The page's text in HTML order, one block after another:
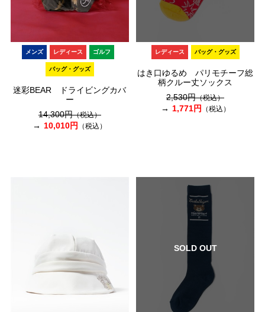
メンズ レディース ゴルフ
バッグ・グッズ
迷彩BEAR ドライビングカバ
ー
14,300円（税込）
10,010円 （税込）
レディース バッグ・グッズ
はき口ゆるめ パリモチーフ総
柄クルー丈ソックス
2,530円（税込）
1,771円 （税込）
SOLD OUT